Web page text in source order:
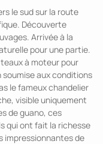
le sud sur la route
Découverte
Arrivée à la
pour une partie.
à moteur pour
soumise aux conditions
le fameux chandelier
visible uniquement
de guano, ces
qui ont fait la richesse
impressionnantes de